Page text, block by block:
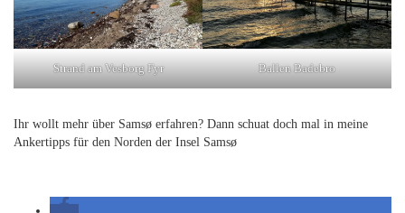
Strand am Vesborg Fyr Ballen Badebro
Ihr wollt mehr über Samsø erfahren? Dann schuat doch mal in meine
Ankertipps für den Norden der Insel Samsø